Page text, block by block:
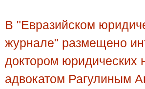
В "Евразийском
журнале" размещено
доктором юридических
адвокатом Рагулиным